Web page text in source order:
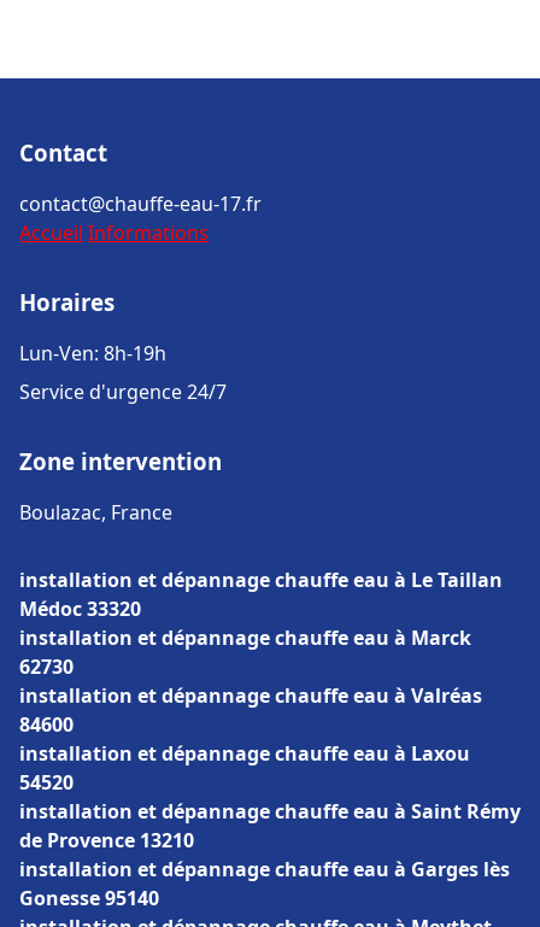
Contact
contact@chauffe-eau-17.fr
Accueil Informations
Horaires
Lun-Ven: 8h-19h
Service d'urgence 24/7
Zone intervention
Boulazac, France
installation et dépannage chauffe eau à Le Taillan
Médoc 33320
installation et dépannage chauffe eau à Marck
62730
installation et dépannage chauffe eau à Valréas
84600
installation et dépannage chauffe eau à Laxou
54520
installation et dépannage chauffe eau à Saint Rémy
de Provence 13210
installation et dépannage chauffe eau à Garges lès
Gonesse 95140